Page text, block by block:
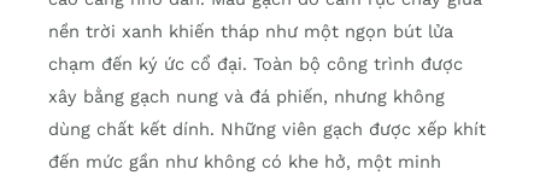
nền trời xanh khiến tháp như một ngọn bút lửa
chạm đến ký ức cổ đại. Toàn bộ công trình được
xây bằng gạch nung và đá phiến, nhưng không
dùng chất kết dính. Những viên gạch được xếp khít
đến mức gần như không có khe hở, một minh